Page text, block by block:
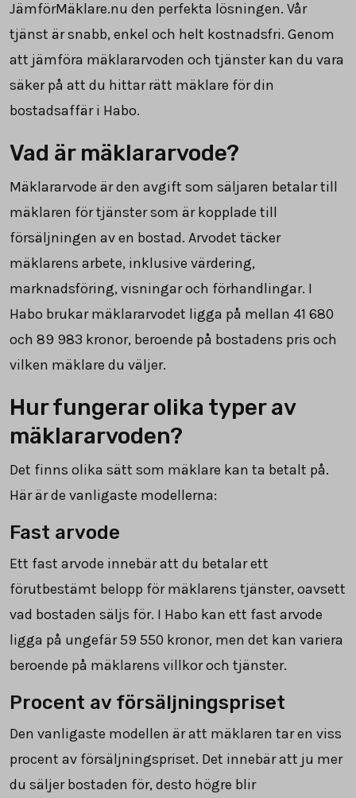
JämförMäklare.nu den perfekta lösningen. Vår
tjänst är snabb, enkel och helt kostnadsfri. Genom
att jämföra mäklararvoden och tjänster kan du vara
säker på att du hittar rätt mäklare för din
bostadsaffär i Habo.
Vad är mäklararvode?
Mäklararvode är den avgift som säljaren betalar till
mäklaren för tjänster som är kopplade till
försäljningen av en bostad. Arvodet täcker
mäklarens arbete, inklusive värdering,
marknadsföring, visningar och förhandlingar. I
Habo brukar mäklararvodet ligga på mellan 41 680
och 89 983 kronor, beroende på bostadens pris och
vilken mäklare du väljer.
Hur fungerar olika typer av
mäklararvoden?
Det finns olika sätt som mäklare kan ta betalt på.
Här är de vanligaste modellerna:
Fast arvode
Ett fast arvode innebär att du betalar ett
förutbestämt belopp för mäklarens tjänster, oavsett
vad bostaden säljs för. I Habo kan ett fast arvode
ligga på ungefär59 550 kronor, men det kan variera
beroende på mäklarens villkor och tjänster.
Procent av försäljningspriset
Den vanligaste modellen är att mäklaren tar en viss
procent av försäljningspriset. Det innebär att ju mer
du säljer bostaden för, desto högre blir